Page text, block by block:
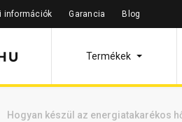
információk Garancia Blog
Termékek
Hogyan készül az energiatakarékos